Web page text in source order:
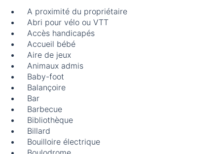
A proximité du propriétaire
Abri pour vélo ou VTT
Accès handicapés
Accueil bébé
Aire de jeux
Animaux admis
Baby-foot
Balançoire
Bar
Barbecue
Bibliothèque
Billard
Bouilloire électrique